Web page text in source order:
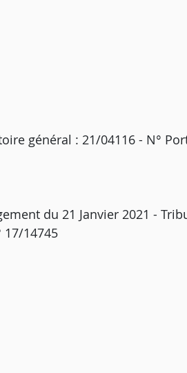
général : 21/04116 - N°
du 21 Janvier 2021 -
17/14745